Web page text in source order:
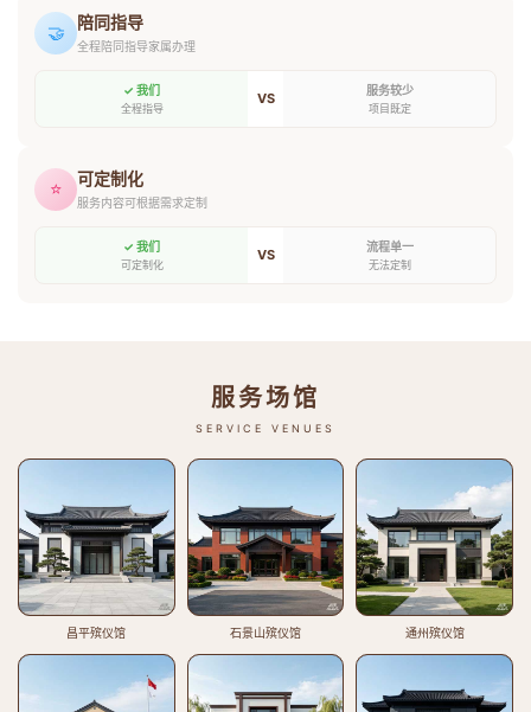
🤝 陪同指导
全程陪同指导家属办理
✓ 我们
全程指导
VS 服务较少
项目既定
⭐ 可定制化
服务内容可根据需求定制
✓ 我们
可定制化
VS 流程单一
无法定制
服务场馆
SERVICE VENUES
昌平殡仪馆 石景山殡仪馆 通州殡仪馆